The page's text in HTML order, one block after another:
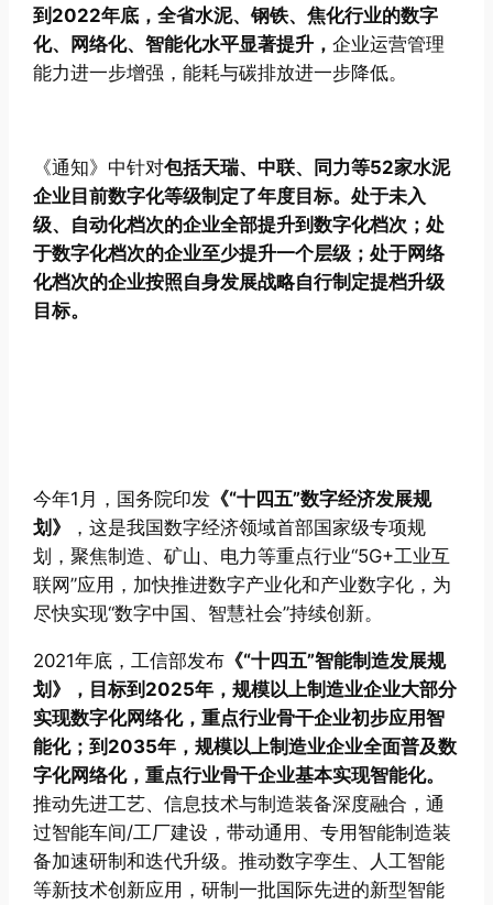
到2022年底，全省水泥、钢铁、焦化行业的数字
化、网络化、智能化水平显著提升，企业运营管理
能力进一步增强，能耗与碳排放进一步降低。
《通知》中针对包括天瑞、中联、同力等52家水泥
企业目前数字化等级制定了年度目标。处于未入
级、自动化档次的企业全部提升到数字化档次；处
于数字化档次的企业至少提升一个层级；处于网络
化档次的企业按照自身发展战略自行制定提档升级
目标。
今年1月，国务院印发 《“十四五”数字经济发展规
划》
，这是我国数字经济领域首部国家级专项规
划，聚焦制造、矿山、电力等重点行业“5G+工业互
联网”应用，加快推进数字产业化和产业数字化，为
尽快实现“数字中国、智慧社会”持续创新。
2021年底，工信部发布 《“十四五”智能制造发展规
划》
，目标到2025年，规模以上制造业企业大部分
实现数字化网络化，重点行业骨干企业初步应用智
能化；到2035年，规模以上制造业企业全面普及数
字化网络化，重点行业骨干企业基本实现智能化。
推动先进工艺、信息技术与制造装备深度融合，通
过智能车间/工厂建设，带动通用、专用智能制造装
备加速研制和迭代升级。推动数字孪生、人工智能
等新技术创新应用，研制一批国际先进的新型智能